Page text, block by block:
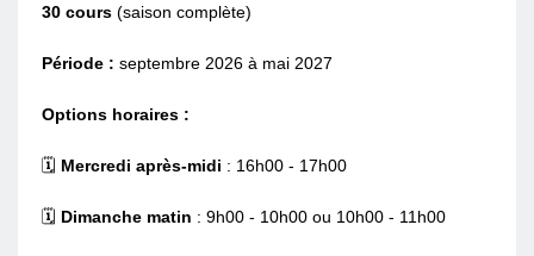
30 cours (saison complète)
Période : septembre 2026 à mai 2027
Options horaires :
🗓️ Mercredi après-midi : 16h00 - 17h00
🗓️ Dimanche matin : 9h00 - 10h00 ou 10h00 - 11h00